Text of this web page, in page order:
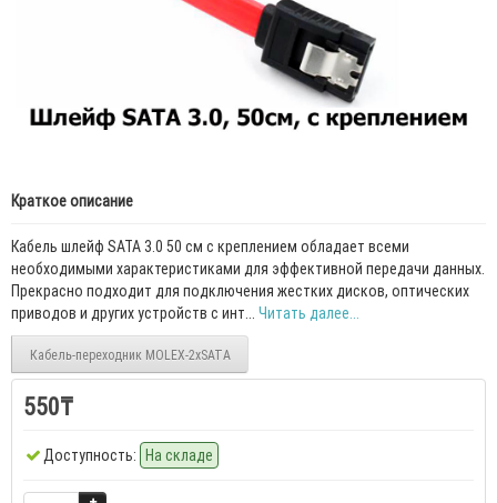
Краткое описание
Кабель шлейф SATA 3.0 50 см с креплением обладает всеми
необходимыми характеристиками для эффективной передачи данных.
Прекрасно подходит для подключения жестких дисков, оптических
приводов и других устройств с инт... Читать далее...
Кабель-переходник MOLEX-2xSATA
550₸
Доступность: На складе